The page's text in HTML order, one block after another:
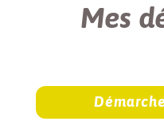
Mes